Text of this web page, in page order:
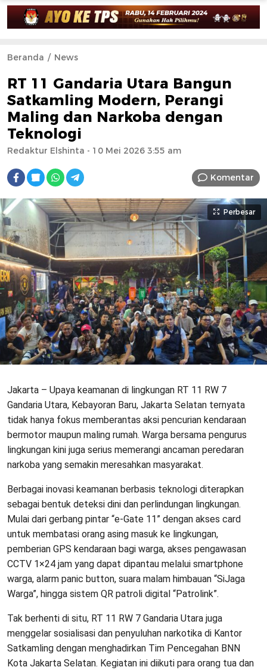
Beranda News
RT 11 Gandaria Utara Bangun
Satkamling Modern, Perangi
Maling dan Narkoba dengan
Teknologi
Redaktur Elshinta - 10 Mei 2026 3:55 am
Komentar
Perbesar
Jakarta – Upaya keamanan di lingkungan RT 11 RW 7
Gandaria Utara, Kebayoran Baru, Jakarta Selatan ternyata
tidak hanya fokus memberantas aksi pencurian kendaraan
bermotor maupun maling rumah. Warga bersama pengurus
lingkungan kini juga serius memerangi ancaman peredaran
narkoba yang semakin meresahkan masyarakat.
Berbagai inovasi keamanan berbasis teknologi diterapkan
sebagai bentuk deteksi dini dan perlindungan lingkungan.
Mulai dari gerbang pintar “e-Gate 11” dengan akses card
untuk membatasi orang asing masuk ke lingkungan,
pemberian GPS kendaraan bagi warga, akses pengawasan
CCTV 1×24 jam yang dapat dipantau melalui smartphone
warga, alarm panic button, suara malam himbauan “SiJaga
Warga”, hingga sistem QR patroli digital “Patrolink”.
Tak berhenti di situ, RT 11 RW 7 Gandaria Utara juga
menggelar sosialisasi dan penyuluhan narkotika di Kantor
Satkamling dengan menghadirkan Tim Pencegahan BNN
Kota Jakarta Selatan. Kegiatan ini diikuti para orang tua dan